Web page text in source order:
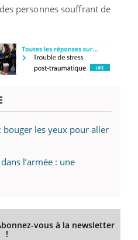
personnes souffrant de
les yeux pour aller
l’armée : une
vous à la newsletter
!